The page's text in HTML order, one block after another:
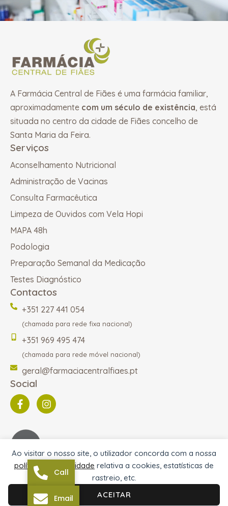
Ao visitar o nosso site, o utilizador concorda com a nossa
política de privacidade relativa a cookies, estatísticas de
rastreio, etc.
ACEITAR
A Farmácia Central de Fiães é uma farmácia familiar,
aproximadamente com um século de existência, está
situada no centro da cidade de Fiães concelho de
Santa Maria da Feira.
Serviços
Aconselhamento Nutricional
Administração de Vacinas
Consulta Farmacêutica
Limpeza de Ouvidos com Vela Hopi
MAPA 48h
Podologia
Preparação Semanal da Medicação
Testes Diagnóstico
Contactos
+351 227 441 054
(chamada para rede fixa nacional)
+351 969 495 474
(chamada para rede móvel nacional)
geral@farmaciacentralfiaes.pt
Social
© 2026 Farmácia Central de Fiães | Desenvolvido por
®
Call
Email